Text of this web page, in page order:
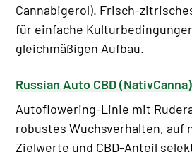
Cannabigerol). Frisch-
für einfache
gleichmäßigen Aufbau.
Russian Auto CBD (NativCanna)
Autoflowering-Linie mit
robustes Wuchsverhalten, auf
Zielwerte und CBD-Anteil